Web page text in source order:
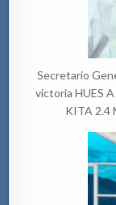
Secretario
victoria HUES
KITA 2.4